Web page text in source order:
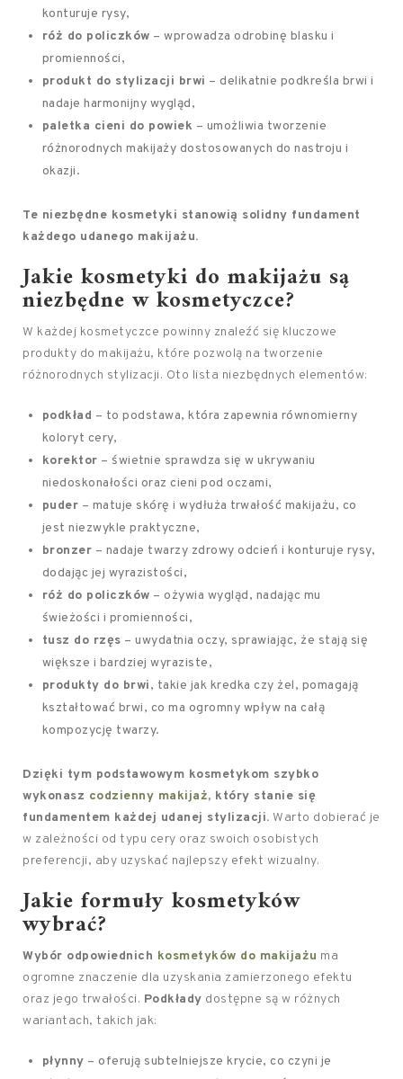
konturuje rysy,
róż do policzków – wprowadza odrobinę blasku i
promienności,
produkt do stylizacji brwi – delikatnie podkreśla brwi i
nadaje harmonijny wygląd,
paletka cieni do powiek – umożliwia tworzenie
różnorodnych makijaży dostosowanych do nastroju i
okazji.
Te niezbędne kosmetyki stanowią solidny fundament
każdego udanego makijażu.
Jakie kosmetyki do makijażu są
niezbędne w kosmetyczce?
W każdej kosmetyczce powinny znaleźć się kluczowe
produkty do makijażu, które pozwolą na tworzenie
różnorodnych stylizacji. Oto lista niezbędnych elementów:
podkład – to podstawa, która zapewnia równomierny
koloryt cery,
korektor – świetnie sprawdza się w ukrywaniu
niedoskonałości oraz cieni pod oczami,
puder – matuje skórę i wydłuża trwałość makijażu, co
jest niezwykle praktyczne,
bronzer – nadaje twarzy zdrowy odcień i konturuje rysy,
dodając jej wyrazistości,
róż do policzków – ożywia wygląd, nadając mu
świeżości i promienności,
tusz do rzęs – uwydatnia oczy, sprawiając, że stają się
większe i bardziej wyraziste,
produkty do brwi, takie jak kredka czy żel, pomagają
kształtować brwi, co ma ogromny wpływ na całą
kompozycję twarzy.
Dzięki tym podstawowym kosmetykom szybko
wykonasz codzienny makijaż, który stanie się
fundamentem każdej udanej stylizacji. Warto dobierać je
w zależności od typu cery oraz swoich osobistych
preferencji, aby uzyskać najlepszy efekt wizualny.
Jakie formuły kosmetyków
wybrać?
Wybór odpowiednich kosmetyków do makijażu ma
ogromne znaczenie dla uzyskania zamierzonego efektu
oraz jego trwałości. Podkłady dostępne są w różnych
wariantach, takich jak:
płynny – oferują subtelniejsze krycie, co czyni je